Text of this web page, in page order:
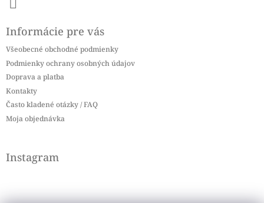
Informácie pre vás
Všeobecné obchodné podmienky
Podmienky ochrany osobných údajov
Doprava a platba
Kontakty
Často kladené otázky / FAQ
Moja objednávka
Instagram